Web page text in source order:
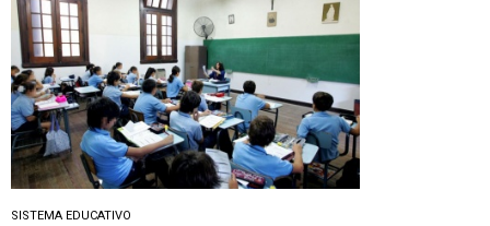
SISTEMA EDUCATIVO